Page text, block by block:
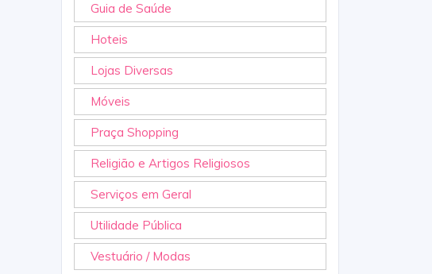
Guia de Saúde
Hoteis
Lojas Diversas
Móveis
Praça Shopping
Religião e Artigos Religiosos
Serviços em Geral
Utilidade Pública
Vestuário / Modas